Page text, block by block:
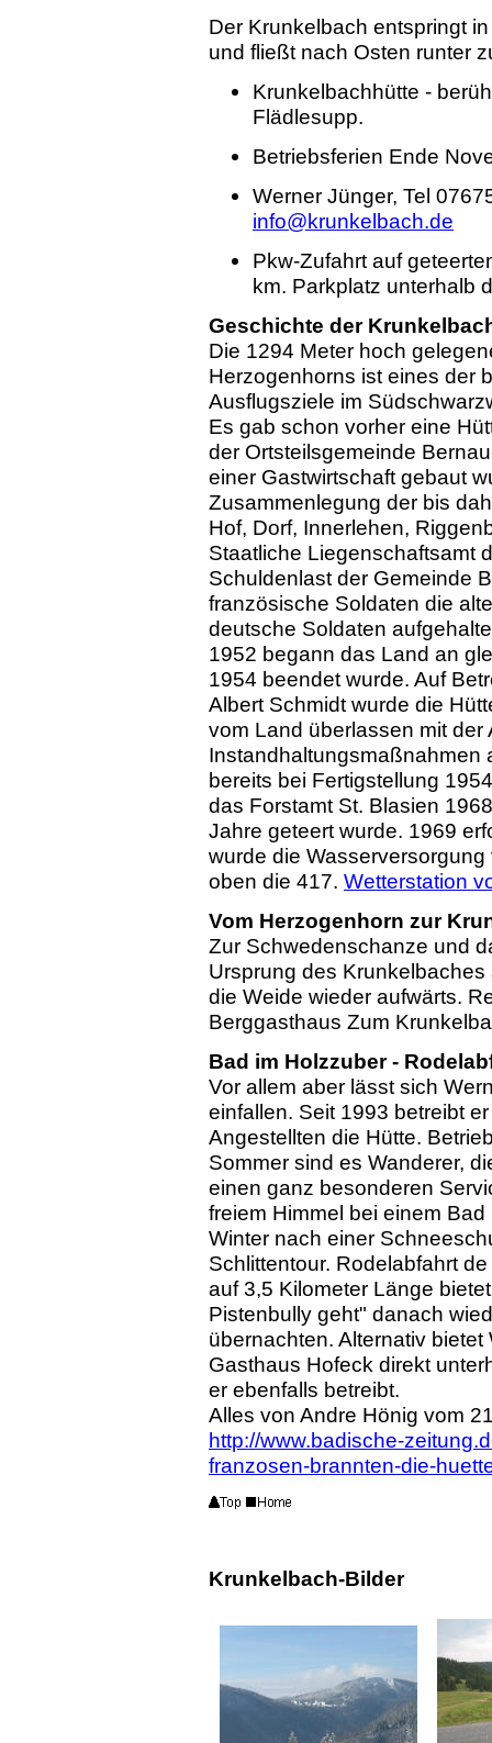
Der Krunkelbach entspringt
und fließt nach Osten runter
Krunkelbachhütte -
Flädlesupp.
Betriebsferien Ende
Werner Jünger, Tel
info@krunkelbach.de
Pkw-Zufahrt auf
km. Parkplatz unterhalb
Geschichte der
Die 1294 Meter hoch
Herzogenhorns ist eines der
Ausflugsziele im
Es gab schon vorher eine
der Ortsteilsgemeinde
einer Gastwirtschaft gebaut
Zusammenlegung der bis
Hof, Dorf, Innerlehen,
Staatliche Liegenschaftsamt
Schuldenlast der Gemeinde
französische Soldaten die
deutsche Soldaten
1952 begann das Land an
1954 beendet wurde. Auf
Albert Schmidt wurde die
vom Land überlassen mit der
Instandhaltungsmaßnahmen
bereits bei Fertigstellung
das Forstamt St. Blasien
Jahre geteert wurde. 1969
wurde die
oben die 417. Wetterstation
Vom Herzogenhorn zur
Zur Schwedenschanze und
Ursprung des
die Weide wieder aufwärts.
Berggasthaus Zum
Bad im Holzzuber -
Vor allem aber lässt sich
einfallen. Seit 1993 betreibt
Angestellten die Hütte.
Sommer sind es Wanderer,
einen ganz besonderen
freiem Himmel bei einem
Winter nach einer
Schlittentour. Rodelabfahrt
auf 3,5 Kilometer Länge
Pistenbully geht" danach
übernachten. Alternativ
Gasthaus Hofeck direkt
er ebenfalls betreibt.
Alles von Andre Hönig vom
http://www.badische-
franzosen-brannten-die-
Krunkelbach-Bilder